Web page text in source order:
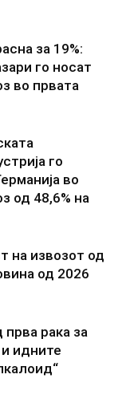
за 19%:
го носат
во првата
го
во
од 48,6% на
на извозот од
од 2026
рака за
идните